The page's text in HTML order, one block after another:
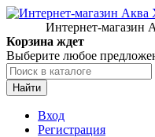
Интернет-магазин
Корзина ждет
Выберите любое
Найти
Вход
Регистрация